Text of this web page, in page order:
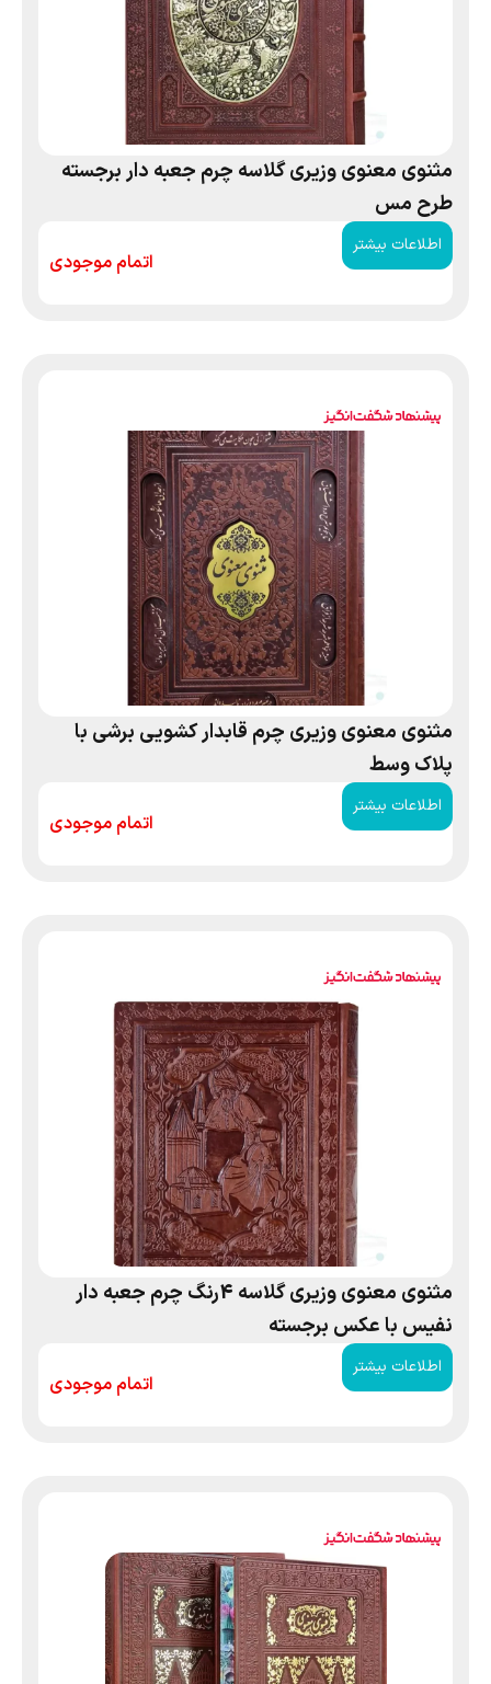
مثنوی معنوی وزیری گلاسه چرم جعبه دار برجسته
طرح مس
اطلاعات بیشتر
اتمام موجودی
مثنوی معنوی وزیری چرم قابدار کشویی برشی با
پلاک وسط
اطلاعات بیشتر
اتمام موجودی
مثنوی معنوی وزیری گلاسه 4رنگ چرم جعبه دار
نفیس با عکس برجسته
اطلاعات بیشتر
اتمام موجودی